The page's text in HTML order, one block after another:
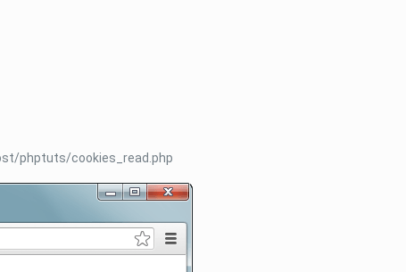
phptuts/cookies_read.php